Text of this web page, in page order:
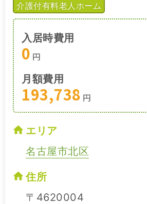
介護付有料老人ホーム
入居時費用
0 円
月額費用
193,738 円
エリア
名古屋市北区
住所
〒4620004